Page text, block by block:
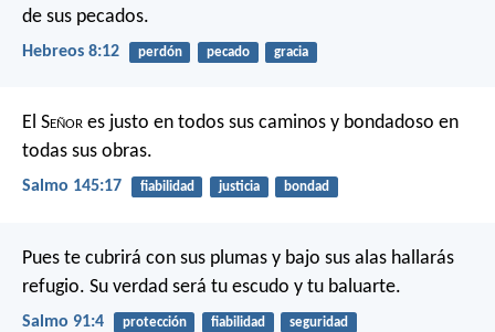
de sus pecados.
Hebreos 8:12 perdón pecado gracia
El Señor es justo en todos sus caminos y bondadoso en
todas sus obras.
Salmo 145:17 fiabilidad justicia bondad
Pues te cubrirá con sus plumas y bajo sus alas hallarás
refugio. Su verdad será tu escudo y tu baluarte.
Salmo 91:4 protección fiabilidad seguridad